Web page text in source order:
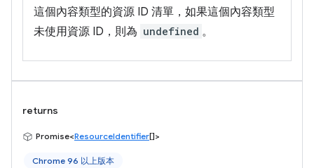
這個內容類型的資源 ID 清單，如果這個內容類型
未使用資源 ID，則為 undefined 。
returns
Promise<ResourceIdentifier[]>
Chrome 96 以上版本